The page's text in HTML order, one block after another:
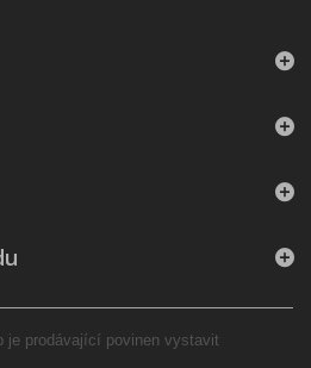
je prodávající povinen vystavit